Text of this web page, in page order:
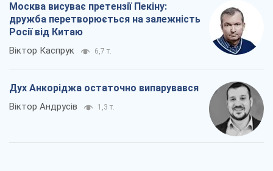
Москва висуває претензії Пекіну:
дружба перетворюється на залежність
Росії від Китаю
Віктор Каспрук 6,7 т.
Дух Анкоріджа остаточно випарувався
Віктор Андрусів 1,3 т.